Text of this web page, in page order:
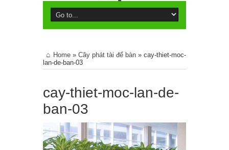
Home » Cây phát tài để bàn » cay-thiet-moc-
lan-de-ban-03
cay-thiet-moc-lan-de-
ban-03